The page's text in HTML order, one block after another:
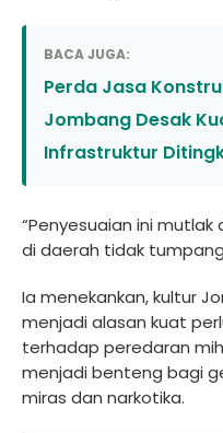
BACA JUGA:
Perda Jasa
Jombang Desak
Infrastruktur
“Penyesuaian ini mutlak
di daerah tidak
Ia menekankan, kultur
menjadi alasan kuat
terhadap peredaran
menjadi benteng bagi
miras dan narkotika.